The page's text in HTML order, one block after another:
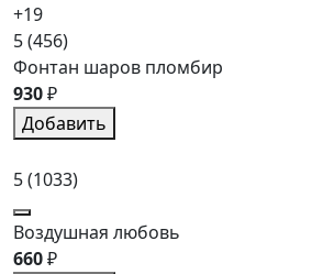
+19
5(456)
Фонтан шаров пломбир
930₽
Добавить
5(1033)
Воздушная любовь
660₽